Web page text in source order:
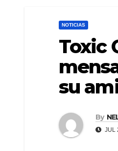
NOTICIAS
Toxic
su
By
JUL